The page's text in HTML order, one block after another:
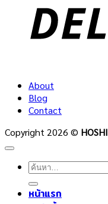
About
Blog
Contact
Copyright 2026 © HOSHI
ค้นหา:
หน้าแรก